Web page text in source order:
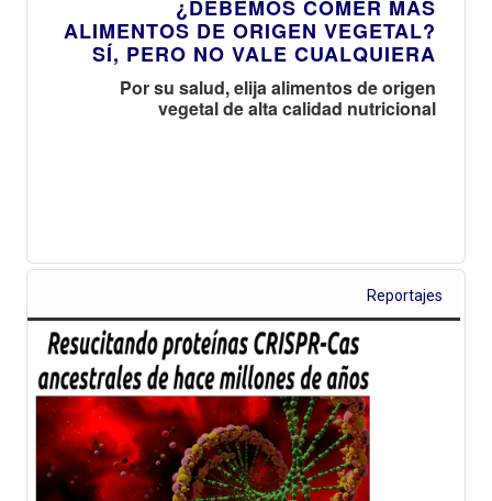
¿DEBEMOS COMER MÁS
ALIMENTOS DE ORIGEN VEGETAL?
SÍ, PERO NO VALE CUALQUIERA
Por su salud, elija alimentos de origen
vegetal de alta calidad nutricional
Reportajes